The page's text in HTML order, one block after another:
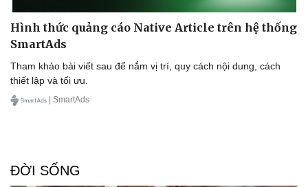
Dinh dưỡng - món ngon
Cây thuốc
Hình thức quảng cáo Native Article trên hệ thống
SmartAds
Tham khảo bài viết sau để nắm vị trí, quy cách nội dung, cách
thiết lập và tối ưu.
| SmartAds
ĐỜI SỐNG